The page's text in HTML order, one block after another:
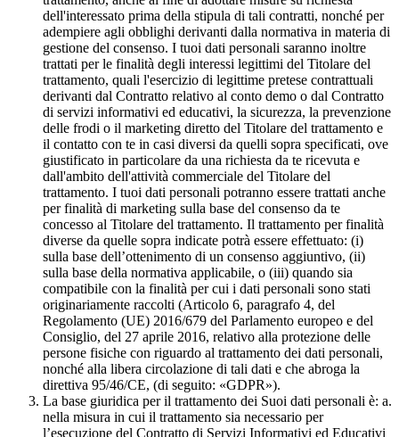
dell'interessato prima della stipula di tali contratti, nonché per
adempiere agli obblighi derivanti dalla normativa in materia di
gestione del consenso. I tuoi dati personali saranno inoltre
trattati per le finalità degli interessi legittimi del Titolare del
trattamento, quali l'esercizio di legittime pretese contrattuali
derivanti dal Contratto relativo al conto demo o dal Contratto
di servizi informativi ed educativi, la sicurezza, la prevenzione
delle frodi o il marketing diretto del Titolare del trattamento e
il contatto con te in casi diversi da quelli sopra specificati, ove
giustificato in particolare da una richiesta da te ricevuta e
dall'ambito dell'attività commerciale del Titolare del
trattamento. I tuoi dati personali potranno essere trattati anche
per finalità di marketing sulla base del consenso da te
concesso al Titolare del trattamento. Il trattamento per finalità
diverse da quelle sopra indicate potrà essere effettuato: (i)
sulla base dell’ottenimento di un consenso aggiuntivo, (ii)
sulla base della normativa applicabile, o (iii) quando sia
compatibile con la finalità per cui i dati personali sono stati
originariamente raccolti (Articolo 6, paragrafo 4, del
Regolamento (UE) 2016/679 del Parlamento europeo e del
Consiglio, del 27 aprile 2016, relativo alla protezione delle
persone fisiche con riguardo al trattamento dei dati personali,
nonché alla libera circolazione di tali dati e che abroga la
direttiva 95/46/CE, (di seguito: «GDPR»).
La base giuridica per il trattamento dei Suoi dati personali è: a.
nella misura in cui il trattamento sia necessario per
l’esecuzione del Contratto di Servizi Informativi ed Educativi